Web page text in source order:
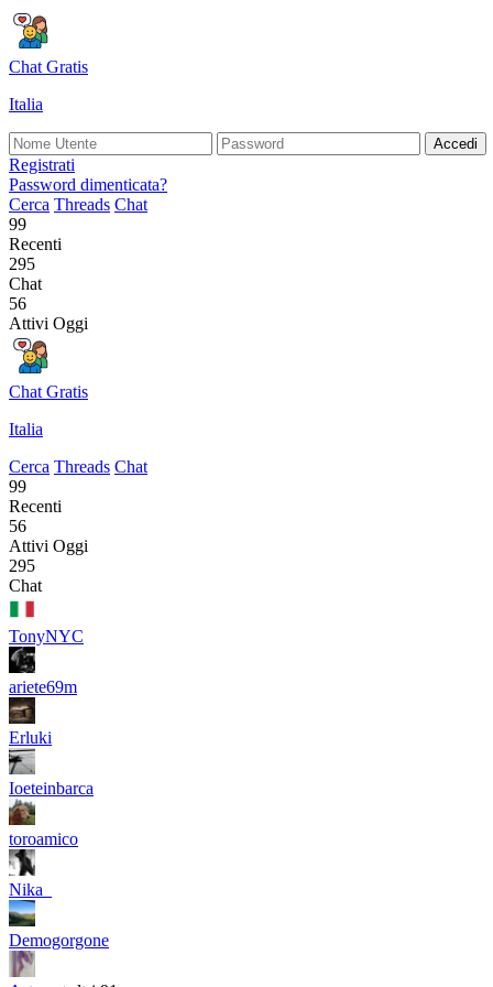
Chat Gratis
Italia
Accedi
Registrati
Password dimenticata?
Cerca Threads Chat
99
Recenti
295
Chat
56
Attivi Oggi
Chat Gratis
Italia
Cerca Threads Chat
99
Recenti
56
Attivi Oggi
295
Chat
TonyNYC
ariete69m
Erluki
Ioeteinbarca
toroamico
Nika_
Demogorgone